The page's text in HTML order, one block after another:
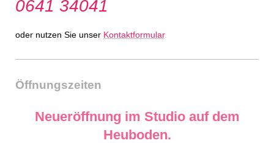
0641 34041
oder nutzen Sie unser Kontaktformular.
Öffnungszeiten
Neueröffnung im Studio auf dem
Heuboden.